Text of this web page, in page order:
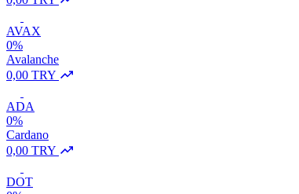
AVAX
0%
Avalanche
0,00 TRY
ADA
0%
Cardano
0,00 TRY
DOT